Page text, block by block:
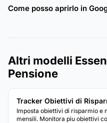
Come posso aprirlo in
Altri modelli
Pensione
Tracker Obiettivi di
Imposta obiettivi di risparmio e
mensili. Monitora piu obiettivi